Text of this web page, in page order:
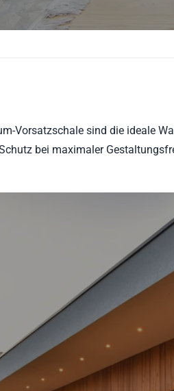
Vorsatzschale sind die ideale
bei maximaler